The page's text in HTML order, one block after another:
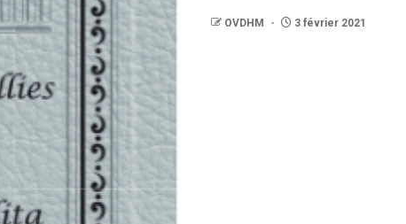
OVDHM 3 février 2021